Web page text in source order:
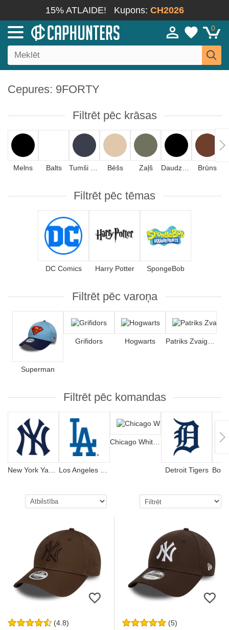
15% ATLAIDE! Kupons: CH2026
0
Cepures: 9FORTY
Filtrēt pēc krāsas
Melns Balts Bēšs Zaļš Brūns
Filtrēt pēc tēmas
DC Comics Harry Potter SpongeBob
Filtrēt pēc varoņa
Superman
Grifidors Hogwarts Patriks Zvaigzne
Filtrēt pēc komandas
Chicago White Sox
Detroit Tigers
(4.8) (5)